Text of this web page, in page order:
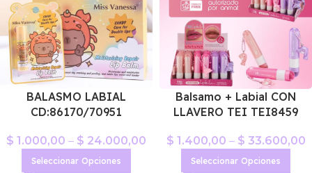
BALASMO LABIAL
CD:86170/70951
$ 1.000,00 – $ 24.000,00
Seleccionar Opciones
Balsamo + Labial CON
LLAVERO TEI TEI8459
$ 1.400,00 – $ 33.600,00
Seleccionar Opciones